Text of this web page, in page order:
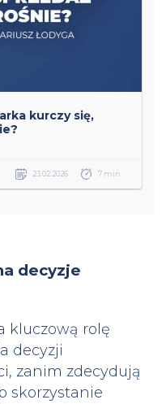
kurczy się,
23.02.2026 7 min
decyzje
kluczową rolę
decyzji
zanim zdecydują
skorzystanie